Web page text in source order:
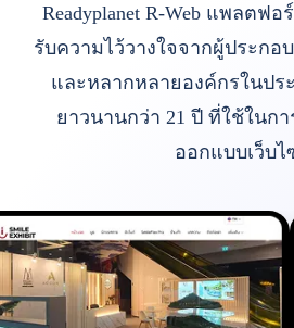
Readyplanet R-Web แพลตฟอ
รับความไว้วางใจจากผู้ประกอ
และหลากหลายองค์กรในปร
ยาวนานกว่า 21 ปี ที่ใช้ในก
ออกแบบเว็บไ